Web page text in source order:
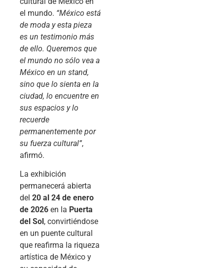
el mundo. “México está
de moda y esta pieza
es un testimonio más
de ello. Queremos que
el mundo no sólo vea a
México en un stand,
sino que lo sienta en la
ciudad, lo encuentre en
sus espacios y lo
recuerde
permanentemente por
su fuerza cultural”,
afirmó.
La exhibición
permanecerá abierta
del 20 al 24 de enero
de 2026 en la Puerta
del Sol , convirtiéndose
en un puente cultural
que reafirma la riqueza
artística de México y